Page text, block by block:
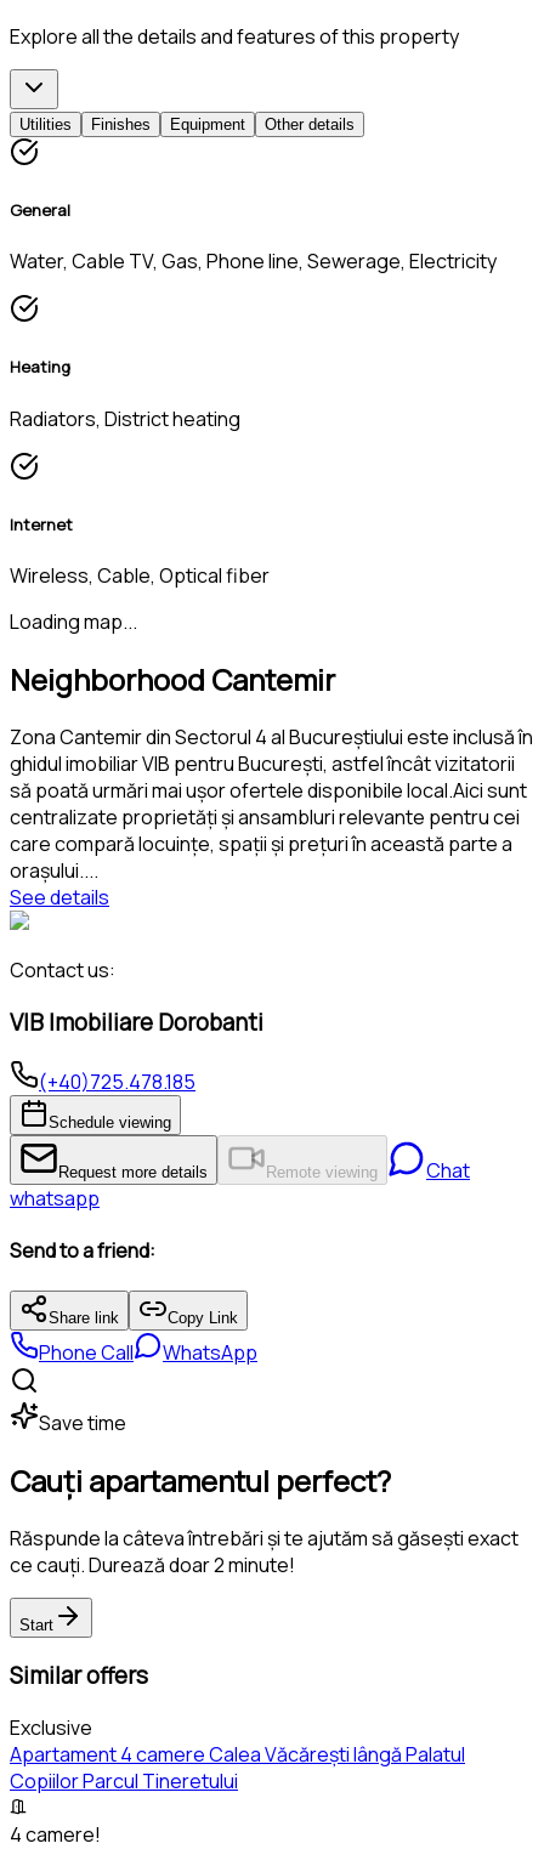
Explore all the details and features of this property
Utilities Finishes Equipment Other details
General
Water, Cable TV, Gas, Phone line, Sewerage, Electricity
Heating
Radiators, District heating
Internet
Wireless, Cable, Optical fiber
Loading map...
Neighborhood Cantemir
Zona Cantemir din Sectorul 4 al Bucureștiului este inclusă în
ghidul imobiliar VIB pentru București, astfel încât vizitatorii
să poată urmări mai ușor ofertele disponibile local.Aici sunt
centralizate proprietăți și ansambluri relevante pentru cei
care compară locuințe, spații și prețuri în această parte a
orașului....
See details
Contact us:
VIB Imobiliare Dorobanti
(+40)725.478.185
Schedule viewing
Request more details Remote viewing
Chat
whatsapp
Send to a friend:
Share link Copy Link
Phone Call WhatsApp
Save time
Cauți apartamentul perfect?
Răspunde la câteva întrebări și te ajutăm să găsești exact
ce cauți. Durează doar 2 minute!
Start
Similar offers
Exclusive
Apartament 4 camere Calea Văcărești lângă Palatul
Copiilor Parcul Tineretului
4 camere!